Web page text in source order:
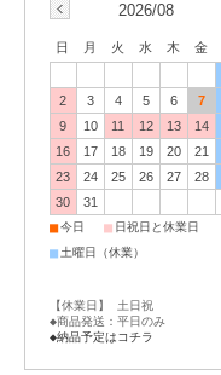
2026/08
日 月 火 水 木 金
2
3 4 5 6 7
9
10 11 12 13 14
16
17 18 19 20 21
23
24 25 26 27 28
30
31
■今日 ■ 日祝日と休業日
■ 土曜日（休業）
【休業日】 土日祝
◆商品発送：平日のみ
◆納品予定はコチラ